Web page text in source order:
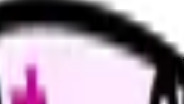
問い合わせ導線を設置しています。掲